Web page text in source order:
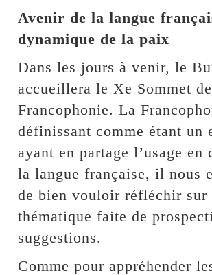
Avenir de la langue
dynamique de la paix
Dans les jours à venir, le
accueillera le Xe Sommet
Francophonie. La
définissant comme étant un
ayant en partage l’usage en
la langue française, il nous
de bien vouloir réfléchir sur
thématique faite de
suggestions.
Comme pour appréhender